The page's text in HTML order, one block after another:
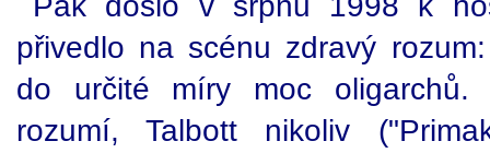
přivedlo na scénu zdravý
do určité míry moc oligarchů.
rozumí, Talbott nikoliv